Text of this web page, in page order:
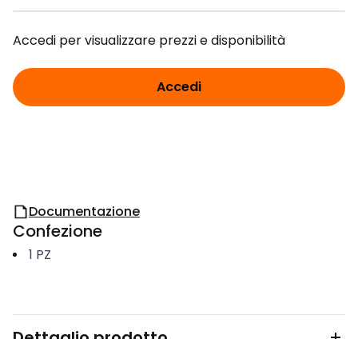
Accedi per visualizzare prezzi e disponibilità
Accedi
Documentazione
Confezione
1 PZ